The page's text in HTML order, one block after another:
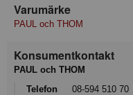
Varumärke
PAUL och THOM
Konsumentkontakt
PAUL och THOM
Telefon
08-594 510 70